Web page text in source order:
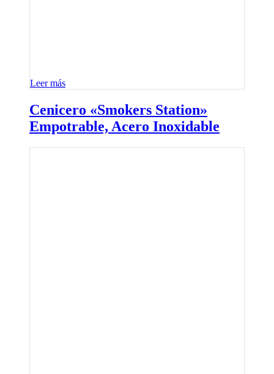
Leer más
Cenicero «Smokers Station»
Empotrable, Acero Inoxidable